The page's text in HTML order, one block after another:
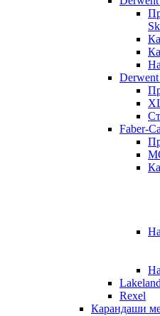
Faber-
Lakeland
Rexel
Карандаши